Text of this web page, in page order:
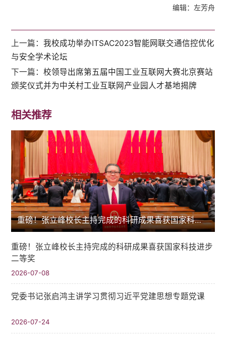
编辑：左芳舟
上一篇：我校成功举办ITSAC2023智能网联交通信控优化
与安全学术论坛
下一篇：校领导出席第五届中国工业互联网大赛北京赛站
颁奖仪式并为中关村工业互联网产业园人才基地揭牌
相关推荐
重磅！张立峰校长主持完成的科研成果喜获国家科技进步二等奖
重磅！张立峰校长主持完成的科研成果喜获国家科技进步
二等奖
2026-07-08
党委书记张启鸿主讲学习贯彻习近平党建思想专题党课
2026-07-24